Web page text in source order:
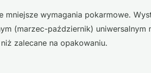
mniejsze wymagania pokarmowe.
(marzec-październik) uniwersalnym
zalecane na opakowaniu.